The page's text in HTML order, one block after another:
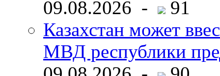
09.08.2026 -
91
Казахстан может
МВД республики